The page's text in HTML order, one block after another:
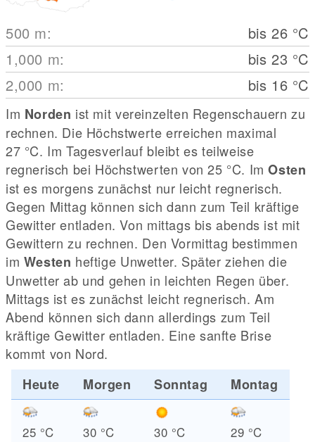
500 m: bis 26 °C
1,000 m: bis 23 °C
2,000 m: bis 16 °C
Im Norden ist mit vereinzelten Regenschauern zu
rechnen. Die Höchstwerte erreichen maximal
27 °C. Im Tagesverlauf bleibt es teilweise
regnerisch bei Höchstwerten von 25 °C. ImOsten
ist es morgens zunächst nur leicht regnerisch.
Gegen Mittag können sich dann zum Teil kräftige
Gewitter entladen. Von mittags bis abends ist mit
Gewittern zu rechnen. Den Vormittag bestimmen
im Westen heftige Unwetter. Später ziehen die
Unwetter ab und gehen in leichten Regen über.
Mittags ist es zunächst leicht regnerisch. Am
Abend können sich dann allerdings zum Teil
kräftige Gewitter entladen. Eine sanfte Brise
kommt von Nord.
Heute
Morgen Sonntag Montag
25 °C 30 °C 30 °C 29 °C